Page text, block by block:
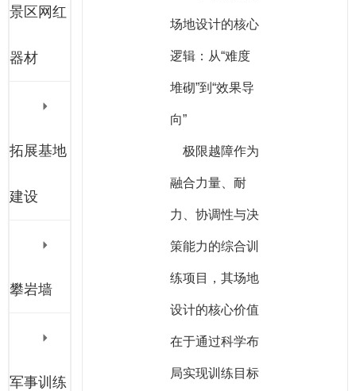
景区网红
器材
拓展基地
建设
攀岩墙
军事训练
场地设计的核心
逻辑：从“难度
堆砌”到“效果导
向”
极限越障作为
融合力量、耐
力、协调性与决
策能力的综合训
练项目，其场地
设计的核心价值
在于通过科学布
局实现训练目标